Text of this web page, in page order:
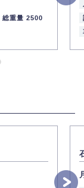
総重量 2500